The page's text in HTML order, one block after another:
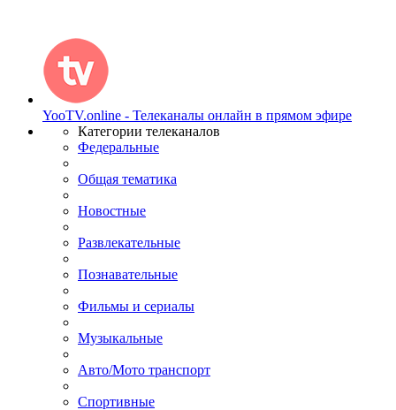
YooTV.online - Телеканалы онлайн в прямом эфире
Категории телеканалов
Федеральные
Общая тематика
Новостные
Развлекательные
Познавательные
Фильмы и сериалы
Музыкальные
Авто/Мото транспорт
Спортивные